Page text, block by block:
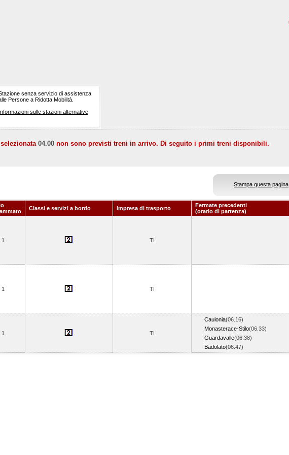
senza servizio di assistenza
Persone a Ridotta Mobilità.
sulle stazioni alternative
04.00 non sono previsti treni in arrivo. Di seguito i primi treni disponibili.
Stampa questa pagina
Classi e servizi a bordo Impresa di trasporto
Fermate precedenti
(orario di partenza)
1 TI
1 TI
1 TI
Caulonia(06.16)
Monasterace-Stilo(06.33)
Guardavalle(06.38)
Badolato(06.47)